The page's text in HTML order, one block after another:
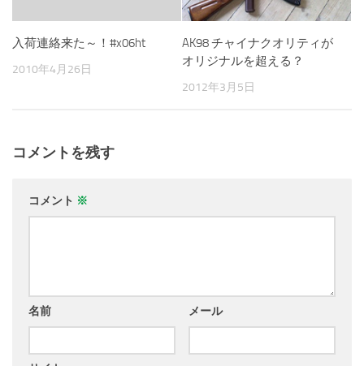
入荷連絡来た～！#x06ht
2010年4月26日
AK98 チャイナクオリティが
オリジナルを超える？
2012年3月5日
コメントを残す
コメント ※
名前 メール